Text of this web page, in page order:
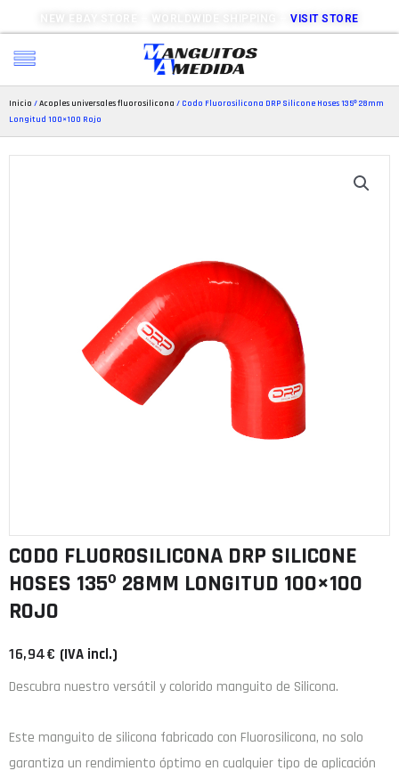
NEW EBAY STORE – WORLDWIDE SHIPPING –VISIT STORE
Inicio /Acoples universales fluorosilicona / Codo Fluorosilicona DRP Silicone Hoses 135º 28mm
Longitud 100×100 Rojo
CODO FLUOROSILICONA DRP SILICONE
HOSES 135º 28MM LONGITUD 100×100
ROJO
16,94€ (IVA incl.)
Descubra nuestro versátil y colorido manguito de Silicona.
Este manguito de silicona fabricado con Fluorosilicona, no solo
garantiza un rendimiento óptimo en cualquier tipo de aplicación